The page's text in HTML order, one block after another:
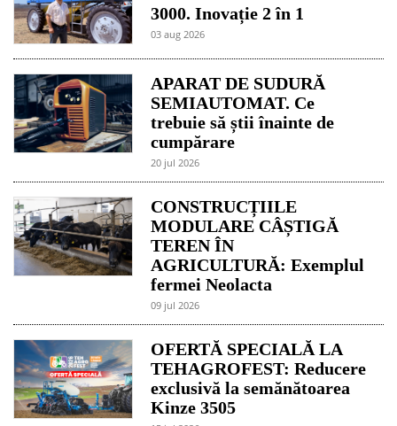
3000. Inovație 2 în 1
03 aug 2026
APARAT DE SUDURĂ
SEMIAUTOMAT. Ce
trebuie să știi înainte de
cumpărare
20 jul 2026
CONSTRUCȚIILE
MODULARE CÂȘTIGĂ
TEREN ÎN
AGRICULTURĂ: Exemplul
fermei Neolacta
09 jul 2026
OFERTĂ SPECIALĂ LA
TEHAGROFEST: Reducere
exclusivă la semănătoarea
Kinze 3505